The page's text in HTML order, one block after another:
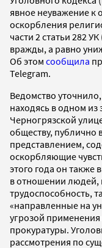
явное неуважение к
оскорбления
части 2 статьи 282
вражды, а равно
Об этом сообщила
Telegram.
Ведомство
находясь в одном
Черногрязской
обществу, публично
представлением,
оскорбляющие
этого года он
в отношении людей,
трудоспособность,
«направленные на
угрозой
прокуратуры.
рассмотрения по